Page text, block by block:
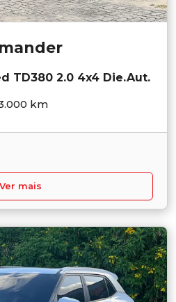
TD380 2.0 4x4 Die.Aut.
km
Ver mais